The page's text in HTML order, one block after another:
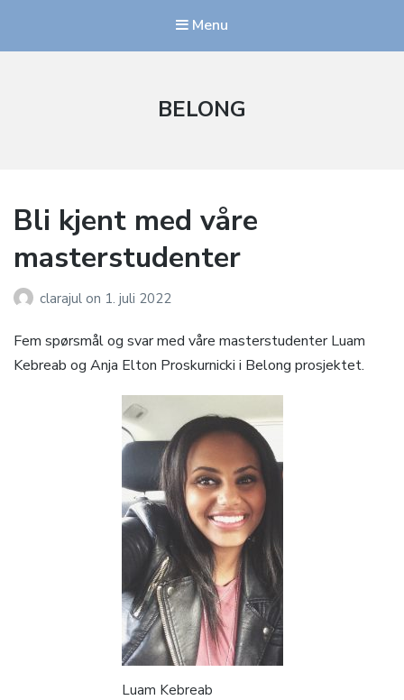
Menu
BELONG
Bli kjent med våre
masterstudenter
clarajul on 1. juli 2022
Fem spørsmål og svar med våre masterstudenter Luam
Kebreab og Anja Elton Proskurnicki i Belong prosjektet.
Luam Kebreab